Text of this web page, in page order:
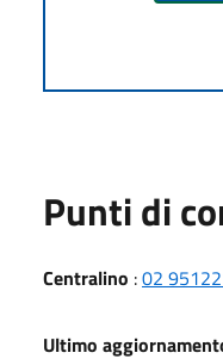
Punti di
Centralino :02
Ultimo